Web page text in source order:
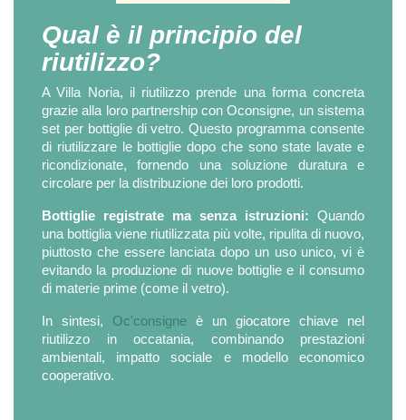
Qual è il principio del
riutilizzo?
A Villa Noria, il riutilizzo prende una forma concreta
grazie alla loro partnership con Oconsigne, un sistema
set per bottiglie di vetro. Questo programma consente
di riutilizzare le bottiglie dopo che sono state lavate e
ricondizionate, fornendo una soluzione duratura e
circolare per la distribuzione dei loro prodotti.
Bottiglie registrate ma senza istruzioni: Quando
una bottiglia viene riutilizzata più volte, ripulita di nuovo,
piuttosto che essere lanciata dopo un uso unico, vi è
evitando la produzione di nuove bottiglie e il consumo
di materie prime (come il vetro).
In sintesi, Oc'consigne è un giocatore chiave nel
riutilizzo in occatania, combinando prestazioni
ambientali, impatto sociale e modello economico
cooperativo.